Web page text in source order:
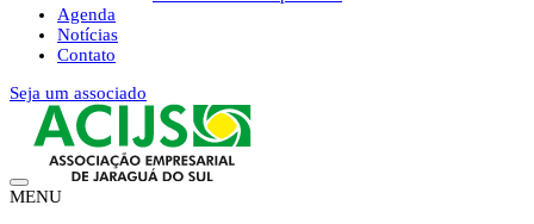
Agenda
Notícias
Contato
Seja um associado
MENU